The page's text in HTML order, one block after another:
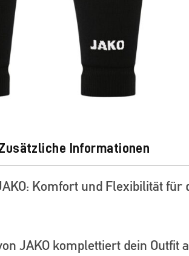
Informationen
Komfort und Flexibilität für
JAKO komplettiert dein Outfit